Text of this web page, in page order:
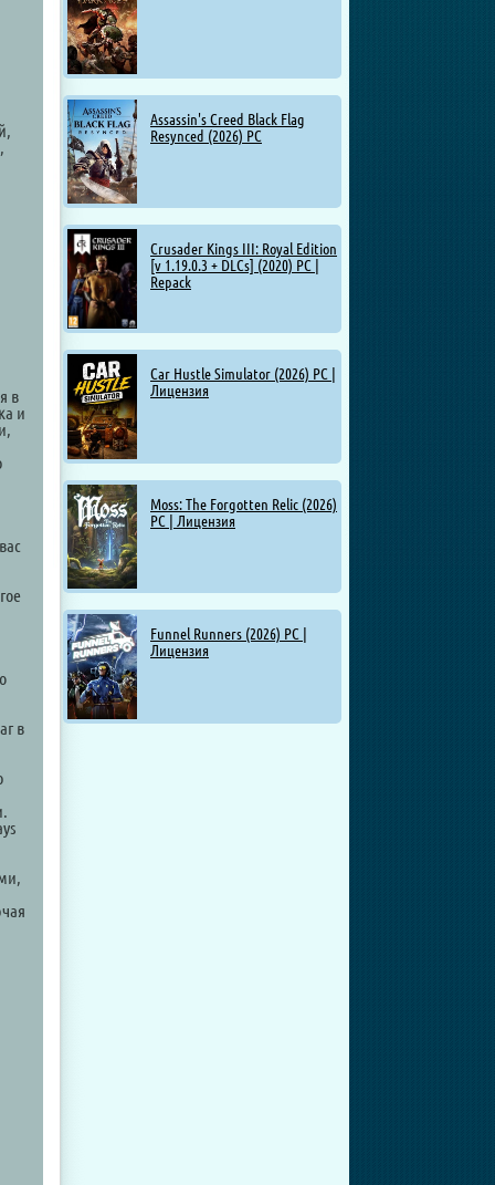
Assassin's Creed Black Flag
Resynced (2026) PC
Crusader Kings III: Royal Edition
[v 1.19.0.3 + DLCs] (2020) PC |
Repack
Car Hustle Simulator (2026) PC |
Лицензия
Moss: The Forgotten Relic (2026)
PC | Лицензия
Funnel Runners (2026) PC |
Лицензия
в
и
в